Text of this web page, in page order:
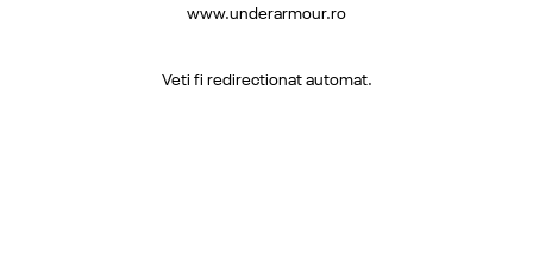
www.underarmour.ro
Veti fi redirectionat automat.